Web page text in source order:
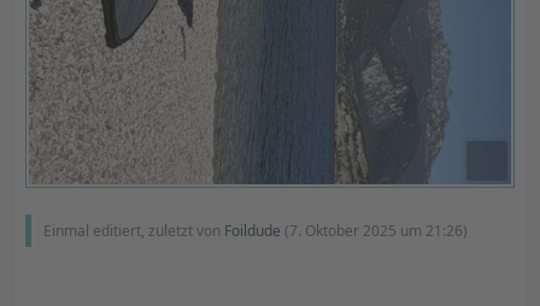
Einmal editiert, zuletzt von Foildude (7. Oktober 2025 um 21:26)